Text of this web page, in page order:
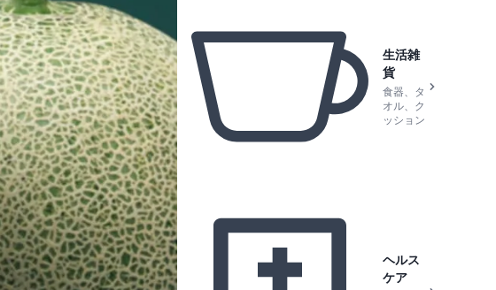
生活雑
貨
食器、タ
オル、ク
ッション
ヘルス
ケア